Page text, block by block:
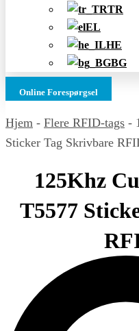
TR
EL
HE
BG
Online Forespørgsel
Hjem - Flere RFID-tags -
Sticker Tag Skrivbare
125Khz
T5577